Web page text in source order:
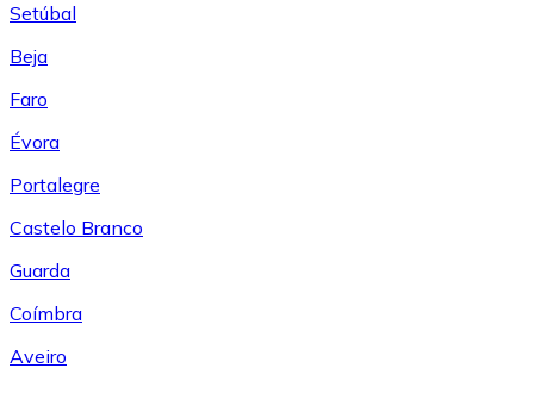
Setúbal
Beja
Faro
Évora
Portalegre
Castelo Branco
Guarda
Coímbra
Aveiro